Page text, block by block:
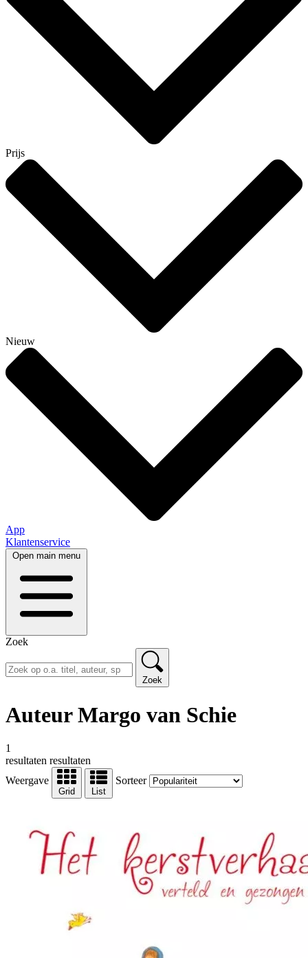
Prijs
Nieuw
App
Klantenservice
Open main menu
Zoek
Zoek
Auteur Margo van Schie
1
resultaten resultaten
Weergave
Grid List
Sorteer